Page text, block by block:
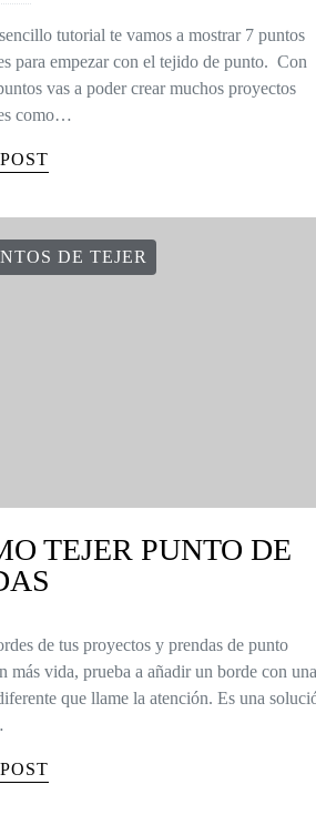
tutorial te vamos a mostrar 7 puntos
para empezar con el tejido de punto. Con
vas a poder crear muchos proyectos
como…
DE TEJER
TEJER PUNTO DE
de tus proyectos y prendas de punto
más vida, prueba a añadir un borde con una
que llame la atención. Es una